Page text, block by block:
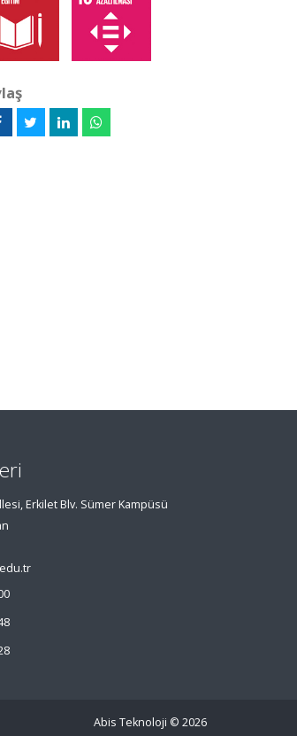
Erkilet Blv. Sümer Kampüsü
Abis Teknoloji © 2026